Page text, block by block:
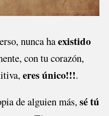
nunca haexistido
con tu corazón,
eres único!!!.
de alguien más, sé tú